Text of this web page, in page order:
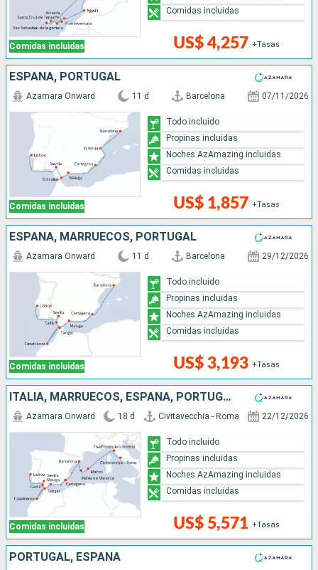
Comidas incluidas US$ 4,257 +Tasas
Comidas incluidas
ESPAÑA, PORTUGAL
Comidas incluidas
Azamara Onward 11 d Barcelona 07/11/2026
US$ 1,857 +Tasas
Todo incluido
Propinas incluidas
Noches AzAmazing incluidas
Comidas incluidas
ESPAÑA, MARRUECOS, PORTUGAL
Comidas incluidas
Azamara Onward 11 d Barcelona 29/12/2026
US$ 3,193 +Tasas
Todo incluido
Propinas incluidas
Noches AzAmazing incluidas
Comidas incluidas
ITALIA, MARRUECOS, ESPAÑA, PORTUGAL
Comidas incluidas
Azamara Onward 18 d Civitavecchia - Roma 22/12/2026
US$ 5,571 +Tasas
Todo incluido
Propinas incluidas
Noches AzAmazing incluidas
Comidas incluidas
PORTUGAL, ESPAÑA